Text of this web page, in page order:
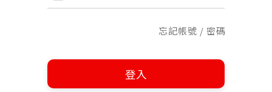
忘記帳號 / 密碼
登入